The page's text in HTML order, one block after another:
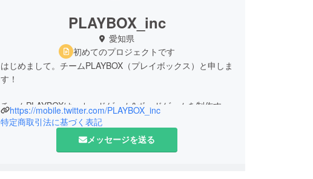
PLAYBOX_inc
愛知県
初めてのプロジェクトです
はじめまして。チームPLAYBOX（プレイボックス）と申しま
す！
チームPLAYBOXは、カードゲーム&ボードゲームを制作する
チームです。
各々がアイデアマンであり、企画〜制作まで行っておりま
https://mobile.twitter.com/PLAYBOX_inc
特定商取引法に基づく表記
メッセージを送る